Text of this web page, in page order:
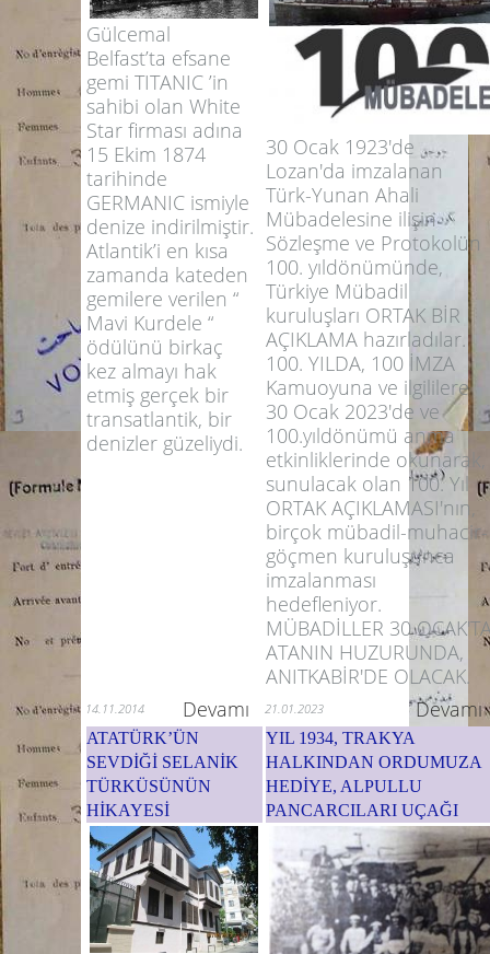
Gülcemal
Belfast’ta efsane
gemi TITANIC ’in
sahibi olan White
Star firması adına
15 Ekim 1874
tarihinde
GERMANIC ismiyle
denize indirilmiştir.
Atlantik’i en kısa
zamanda kateden
gemilere verilen “
Mavi Kurdele “
ödülünü birkaç
kez almayı hak
etmiş gerçek bir
transatlantik, bir
denizler güzeliydi.
30 Ocak 1923'de
Lozan'da imzalanan
Türk-Yunan Ahali
Mübadelesine ilişin
Sözleşme ve Protokolün
100. yıldönümünde,
Türkiye Mübadil
kuruluşları ORTAK BİR
AÇIKLAMA hazırladılar.
100. YILDA, 100 İMZA
Kamuoyuna ve ilgililere
30 Ocak 2023'de ve
100.yıldönümü anma
etkinliklerinde okunarak,
sunulacak olan 100. Yıl
ORTAK AÇIKLAMASI'nın,
birçok mübadil-muhacir-
göçmen kuruluşunca
imzalanması
hedefleniyor.
MÜBADİLLER 30
ATANIN HUZURUNDA,
ANITKABİR'DE OLACAK.
14.11.2014 Devamı 21.01.2023 Devamı
ATATÜRK’ÜN
SEVDİĞİ SELANİK
TÜRKÜSÜNÜN
HİKAYESİ
YIL 1934, TRAKYA
HALKINDAN ORDUMUZA
HEDİYE, ALPULLU
PANCARCILARI UÇAĞI